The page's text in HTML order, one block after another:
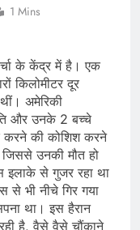
1 Mins
के केंद्र में है। एक
किलोमीटर दूर
अमेरिकी
और उनके 2 बच्चे
करने की कोशिश करने
उनकी मौत हो
इलाके से गुजर रहा था
से भी नीचे गिर गया
था। इस हैरान
है, वैसे वैसे चौंकाने